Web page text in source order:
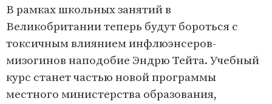
В рамках школьных занятий в
Великобритании теперь будут бороться с
токсичным влиянием инфлюэнсеров-
мизогинов наподобие Эндрю Тейта. Учебный
курс станет частью новой программы
местного министерства образования,